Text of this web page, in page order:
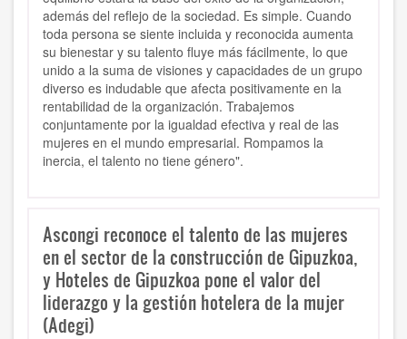
además del reflejo de la sociedad. Es simple. Cuando
toda persona se siente incluida y reconocida aumenta
su bienestar y su talento fluye más fácilmente, lo que
unido a la suma de visiones y capacidades de un grupo
diverso es indudable que afecta positivamente en la
rentabilidad de la organización. Trabajemos
conjuntamente por la igualdad efectiva y real de las
mujeres en el mundo empresarial. Rompamos la
inercia, el talento no tiene género".
Ascongi reconoce el talento de las mujeres
en el sector de la construcción de Gipuzkoa,
y Hoteles de Gipuzkoa pone el valor del
liderazgo y la gestión hotelera de la mujer
(Adegi)